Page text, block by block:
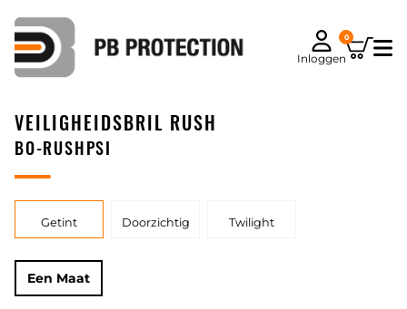
Inloggen
0
VEILIGHEIDSBRIL RUSH
BO-RUSHPSI
Getint Doorzichtig Twilight
Een Maat